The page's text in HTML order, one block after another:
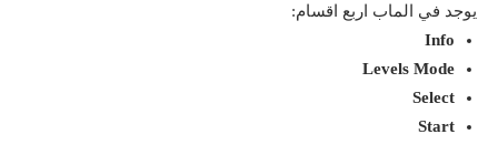
يوجد في الماب اربع اقسام:
Info
Levels Mode
Select
Start